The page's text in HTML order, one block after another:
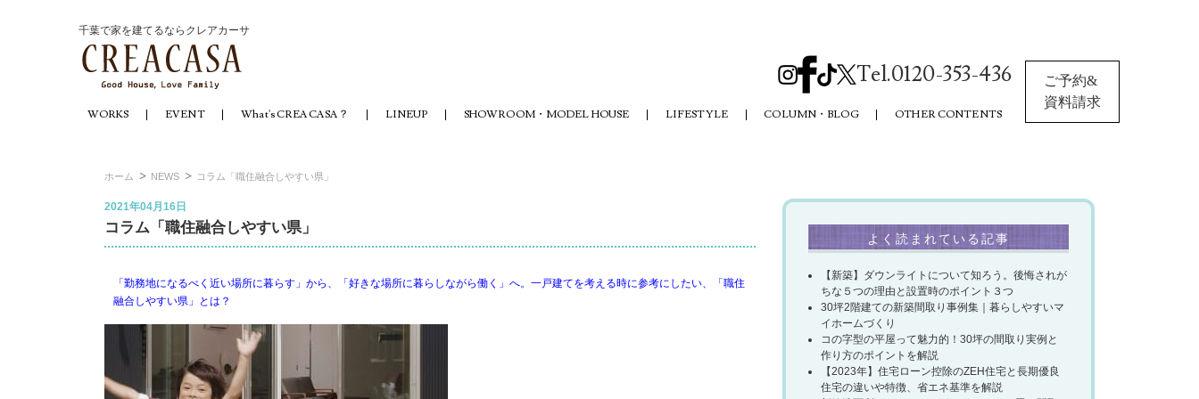
千葉で家を建てるならクレアカーサ
Tel.0120-353-436
WORKS EVENT What's CREACASA？ LINEUP SHOWROOM・MODEL HOUSE LIFESTYLE COLUMN・BLOG OTHER CONTENTS
ご予約&
資料請求
ホーム NEWS コラム「職住融合しやすい県」
2021年04月16日
コラム「職住融合しやすい県」
「勤務地になるべく近い場所に暮らす」から、「好きな場所に暮らしながら働く」へ。一戸建てを考える時に参考にしたい、「職住
融合しやすい県」とは？
よく読まれている記事
【新築】ダウンライトについて知ろう。後悔されが
ちな５つの理由と設置時のポイント３つ
30坪2階建ての新築間取り事例集｜暮らしやすいマ
イホームづくり
コの字型の平屋って魅力的！30坪の間取り実例と
作り方のポイントを解説​
【2023年】住宅ローン控除のZEH住宅と長期優良
住宅の違いや特徴、省エネ基準を解説